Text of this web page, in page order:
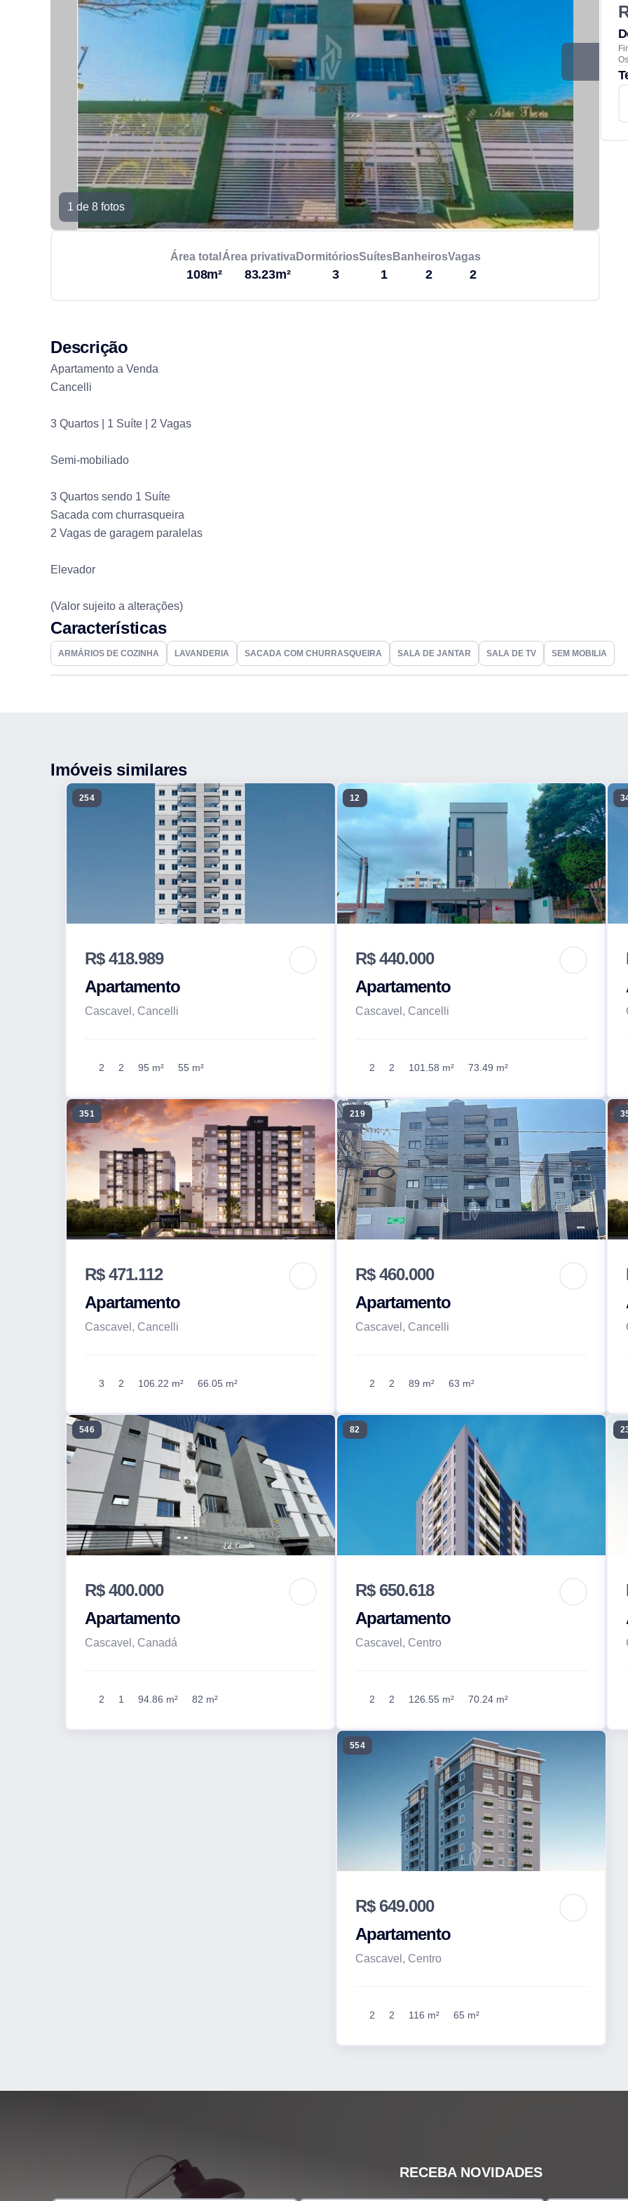
1 de 8 fotos
Área total
108m²
Área privativa
83.23m²
Dormitórios
3
Suítes
1
Banheiros
2
Vagas
2
Descrição
Apartamento a Venda
Cancelli
3 Quartos | 1 Suíte | 2 Vagas
Semi-mobiliado
3 Quartos sendo 1 Suíte
Sacada com churrasqueira
2 Vagas de garagem paralelas
Elevador
(Valor sujeito a alterações)
Características
ARMÁRIOS DE COZINHA LAVANDERIA SACADA COM CHURRASQUEIRA SALA DE JANTAR SALA DE TV SEM MOBILIA
Imóveis similares
254
R$ 418.989
Apartamento
Cascavel, Cancelli
2 2 95 m² 55 m²
12
R$ 440.000
Apartamento
Cascavel, Cancelli
2 2 101.58 m² 73.49 m²
351
R$ 471.112
Apartamento
Cascavel, Cancelli
3 2 106.22 m² 66.05 m²
219
R$ 460.000
Apartamento
Cascavel, Cancelli
2 2 89 m² 63 m²
546
R$ 400.000
Apartamento
Cascavel, Canadá
2 1 94.86 m² 82 m²
82
R$ 650.618
Apartamento
Cascavel, Centro
2 2 126.55 m² 70.24 m²
554
R$ 649.000
Apartamento
Cascavel, Centro
2 2 116 m² 65 m²
RECEBA NOVIDADES